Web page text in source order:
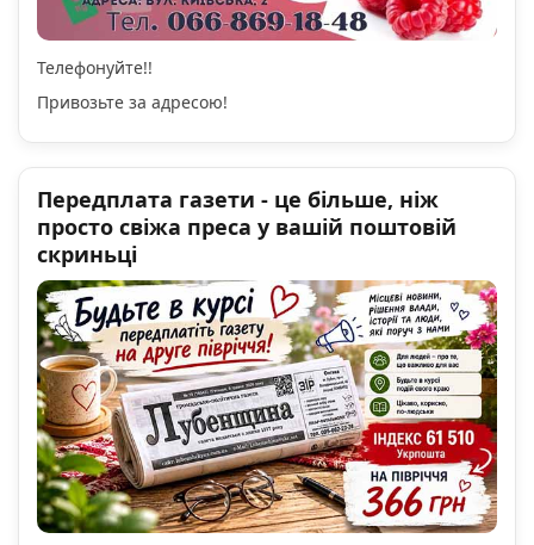
Телефонуйте!!
Привозьте за адресою!
Передплата газети - це більше, ніж
просто свіжа преса у вашій поштовій
скриньці